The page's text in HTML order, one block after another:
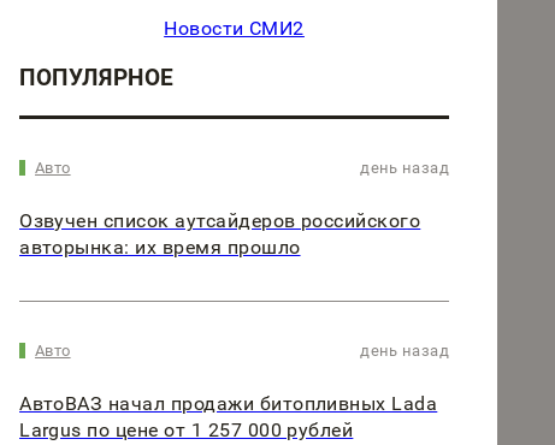
Новости СМИ2
ПОПУЛЯРНОЕ
Авто день назад
Озвучен список аутсайдеров российского
авторынка: их время прошло
Авто день назад
АвтоВАЗ начал продажи битопливных Lada
Largus по цене от 1 257 000 рублей